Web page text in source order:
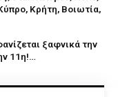
Κρήτη, Βοιωτία,
ξαφνικά την
11η!…